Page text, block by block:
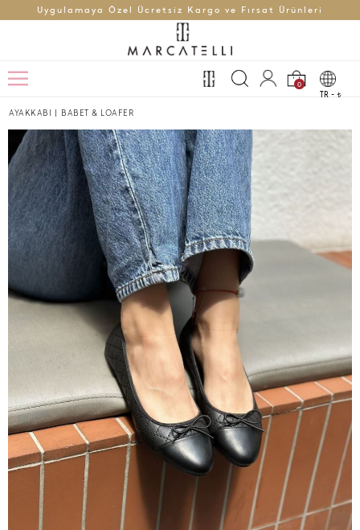
Uygulamaya Özel Ücretsiz Kargo ve Fırsat Ürünleri
0
TR - t
AYAKKABI | BABET & LOAFER